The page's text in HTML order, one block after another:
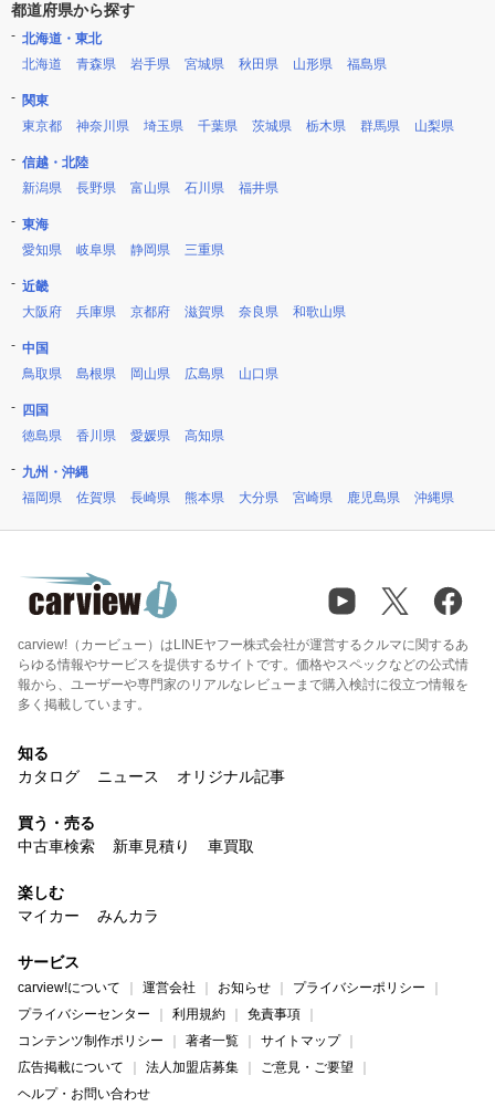
都道府県から探す
北海道・東北
北海道
青森県 岩手県 宮城県 秋田県 山形県 福島県
関東
東京都
神奈川県 埼玉県 千葉県 茨城県 栃木県 群馬県 山梨県
信越・北陸
新潟県
長野県 富山県 石川県 福井県
東海
愛知県
岐阜県 静岡県 三重県
近畿
大阪府
兵庫県 京都府 滋賀県 奈良県 和歌山県
中国
鳥取県
島根県 岡山県 広島県 山口県
四国
徳島県
香川県 愛媛県 高知県
九州・沖縄
福岡県
佐賀県 長崎県 熊本県 大分県 宮崎県 鹿児島県 沖縄県
carview!（カービュー）はLINEヤフー株式会社が運営するクルマに関するあ
らゆる情報やサービスを提供するサイトです。価格やスペックなどの公式情
報から、ユーザーや専門家のリアルなレビューまで購入検討に役立つ情報を
多く掲載しています。
知る
カタログ
ニュース オリジナル記事
買う・売る
中古車検索
新車見積り 車買取
楽しむ
マイカー
みんカラ
サービス
carview!について 運営会社 お知らせ
プライバシーポリシー
プライバシーセンター
利用規約
免責事項
コンテンツ制作ポリシー
著者一覧
サイトマップ
広告掲載について
法人加盟店募集
ご意見・ご要望
ヘルプ・お問い合わせ